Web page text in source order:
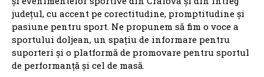
județul, cu accent pe corectitudine, promptitudine și
pasiune pentru sport. Ne propunem să fim o voce a
sportului doljean, un spațiu de informare pentru
suporteri și o platformă de promovare pentru sportul
de performanță și cel de masă.